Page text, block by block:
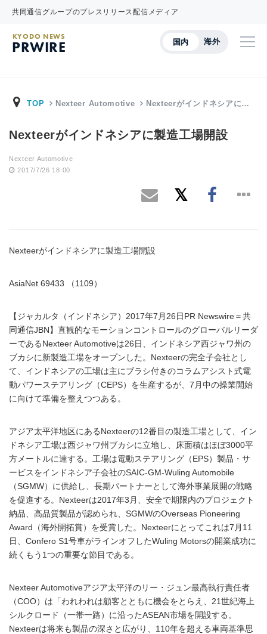
共同通信グループのプレスリリース配信メディア
国内 海外
KYODO NEWS
PRWIRE
TOP Nexteer Automotive Nexteerがインドネシアに…
Nexteerがインドネシアに製造工場開設
Nexteer Automotive
2017/7/26 18:00
Nexteerがインドネシアに製造工場開設
AsiaNet 69433 （1109）
【ジャカルタ（インドネシア）2017年7月26日PR Newswire＝共
同通信JBN】直観的なモーションコントロールのグローバルリーダ
ーであるNexteer Automotiveは26日、インドネシア西ジャワ州の
ブカシに新製造工場をオープンした。Nexteerの完全子会社とし
て、インドネシアの工場は主にブラシ付きのコラムアシスト式電
動パワーステアリング（CEPS）を生産するが、7月中の操業開始
に向けて準備を整えつつある。
アジア太平洋地区にあるNexteerの12番目の製造工場として、イン
ドネシア工場は西ジャワ州ブカシに立地し、床面積はほぼ3000平
方メートルに達する。工場は電動ステアリング（EPS）製品・サ
ービスをインドネシア子会社のSAIC-GM-Wuling Automobile
（SGMW）に供給し、長期パートナーとして海外事業展開の戦略
を促進する。Nexteerは2017年3月、安全で期限内のプロジェクト
納品、高品質製品が認められ、SGMWのOverseas Pioneering
Award（海外開拓賞）を受賞した。Nexteerにとってこれは7月11
日、Confero S1号車がラインオフしたWuling Motorsの開業成功に
続くもう1つの重要な節目である。
Nexteer Automotiveアジア太平洋のリー・ジュン最高執行責任者
（COO）は「われわれは顧客とともに機会をとらえ、21世紀海上
シルクロード（一帯一路）に沿ったASEAN市場を開設する。
Nexteerは将来も製品の深さと広がり、110年を超える車両基準思